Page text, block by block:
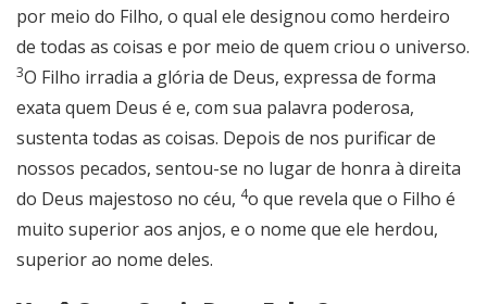
por meio do Filho, o qual ele designou como herdeiro
de todas as coisas e por meio de quem criou o universo.
3O Filho irradia a glória de Deus, expressa de forma
exata quem Deus é e, com sua palavra poderosa,
sustenta todas as coisas. Depois de nos purificar de
nossos pecados, sentou-se no lugar de honra à direita
do Deus majestoso no céu, 4o que revela que o Filho é
muito superior aos anjos, e o nome que ele herdou,
superior ao nome deles.